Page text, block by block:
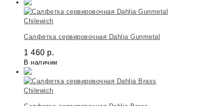
Chilewich
Салфетка сервировочная Dahlia Gunmetal
1 460 р.
В наличии
Chilewich